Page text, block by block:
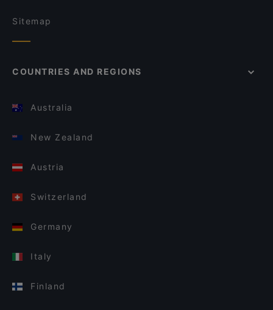
Sitemap
COUNTRIES AND REGIONS
Australia
New Zealand
Austria
Switzerland
Germany
Italy
Finland